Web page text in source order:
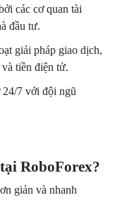
các cơ quan tài
đầu tư.
giải pháp giao dịch,
tiền điện tử.
24/7 với đội ngũ
RoboForex?
giản và nhanh